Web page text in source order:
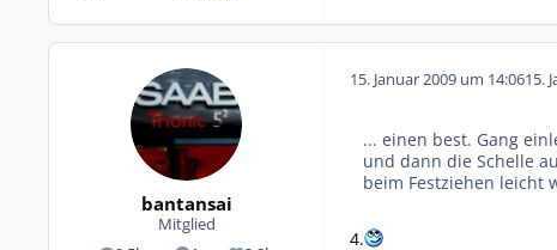
bantansai
Mitglied
15. Januar 2009 um 14:0615.
... einen best. Gang
und dann die Schelle
beim Festziehen leicht
4.